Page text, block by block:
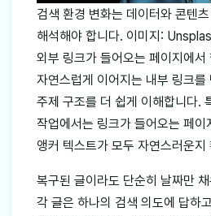
검색 환경 변화는 데이터와 콘텐
해석해야 합니다. 이미지:
외부 링크가 들어오는 페이지에서
자연스럽게 이어지는 내부 링크를
주제 구조를 더 쉽게 이해합니다.
작업에서는 링크가 들어오는 페이
앵커 텍스트가 모두 자연스러운지
복구된 글이라도 단순히 날짜만
각 글은 하나의 검색 의도에 답하